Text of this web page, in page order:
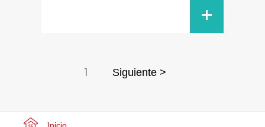
+
1 Siguiente >